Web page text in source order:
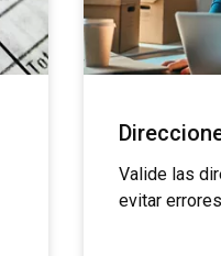
Valide las
evitar